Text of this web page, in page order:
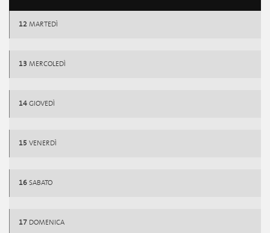
12 MARTEDÌ
13 MERCOLEDÌ
14 GIOVEDÌ
15 VENERDÌ
16 SABATO
17 DOMENICA